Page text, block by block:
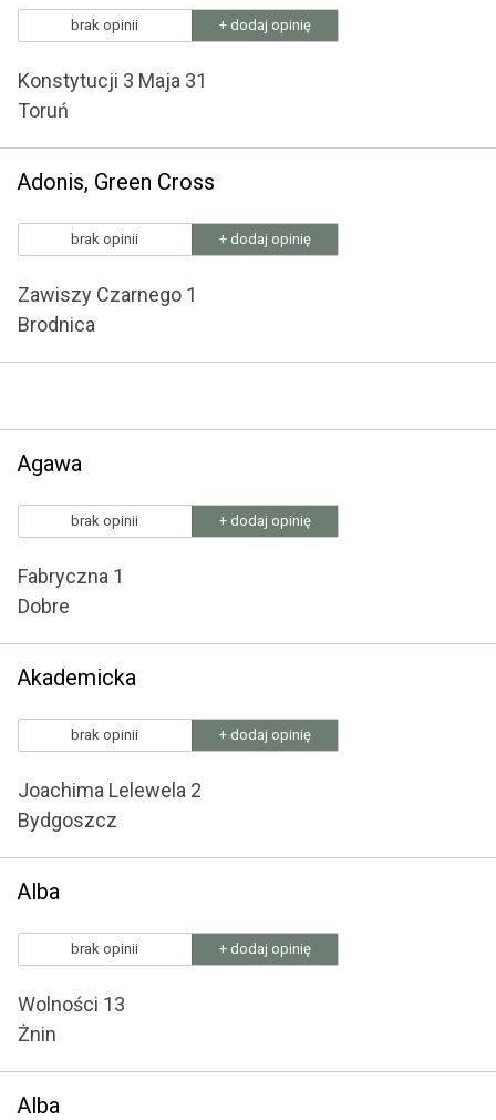
brak opinii + dodaj opinię
Konstytucji 3 Maja 31
Toruń
Adonis, Green Cross
brak opinii + dodaj opinię
Zawiszy Czarnego 1
Brodnica
Agawa
brak opinii + dodaj opinię
Fabryczna 1
Dobre
Akademicka
brak opinii + dodaj opinię
Joachima Lelewela 2
Bydgoszcz
Alba
brak opinii + dodaj opinię
Wolności 13
Żnin
Alba